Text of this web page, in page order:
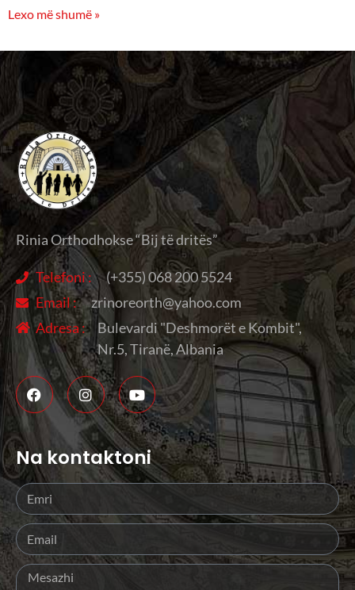
Lexo më shumë »
Rinia Orthodhokse “Bij të dritës”
Telefoni :
(+355) 068 200 5524
Email :
zrinoreorth@yahoo.com
Adresa :
Bulevardi "Deshmorët e Kombit",
Nr.5, Tiranë, Albania
Na kontaktoni